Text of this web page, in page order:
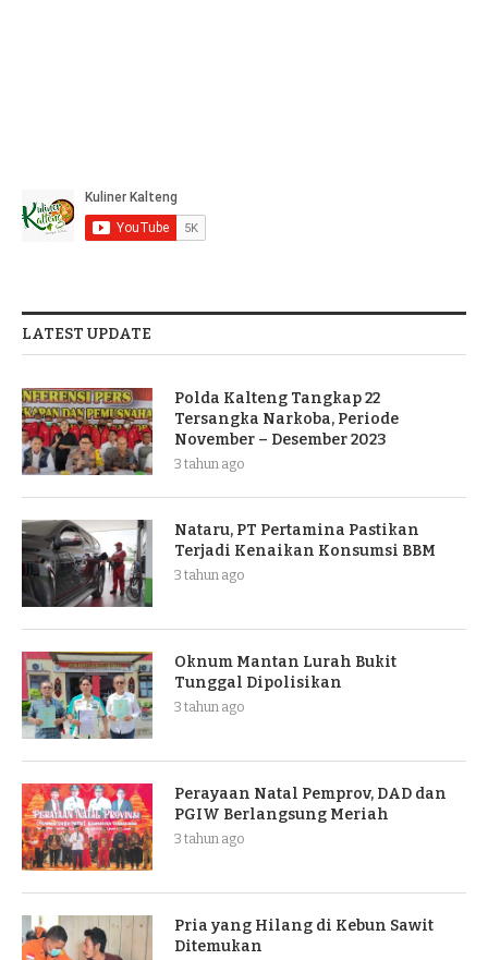
LATEST UPDATE
Polda Kalteng Tangkap 22
Tersangka Narkoba, Periode
November – Desember 2023
3 tahun ago
Nataru, PT Pertamina Pastikan
Terjadi Kenaikan Konsumsi BBM
3 tahun ago
Oknum Mantan Lurah Bukit
Tunggal Dipolisikan
3 tahun ago
Perayaan Natal Pemprov, DAD dan
PGIW Berlangsung Meriah
3 tahun ago
Pria yang Hilang di Kebun Sawit
Ditemukan